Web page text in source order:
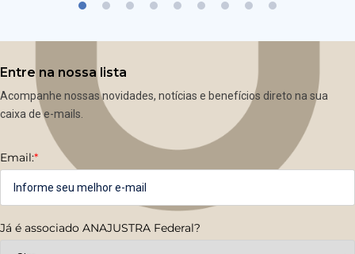
Entre na nossa lista
Acompanhe nossas novidades, notícias e benefícios direto na sua
caixa de e-mails.
Email:*
Já é associado ANAJUSTRA Federal?